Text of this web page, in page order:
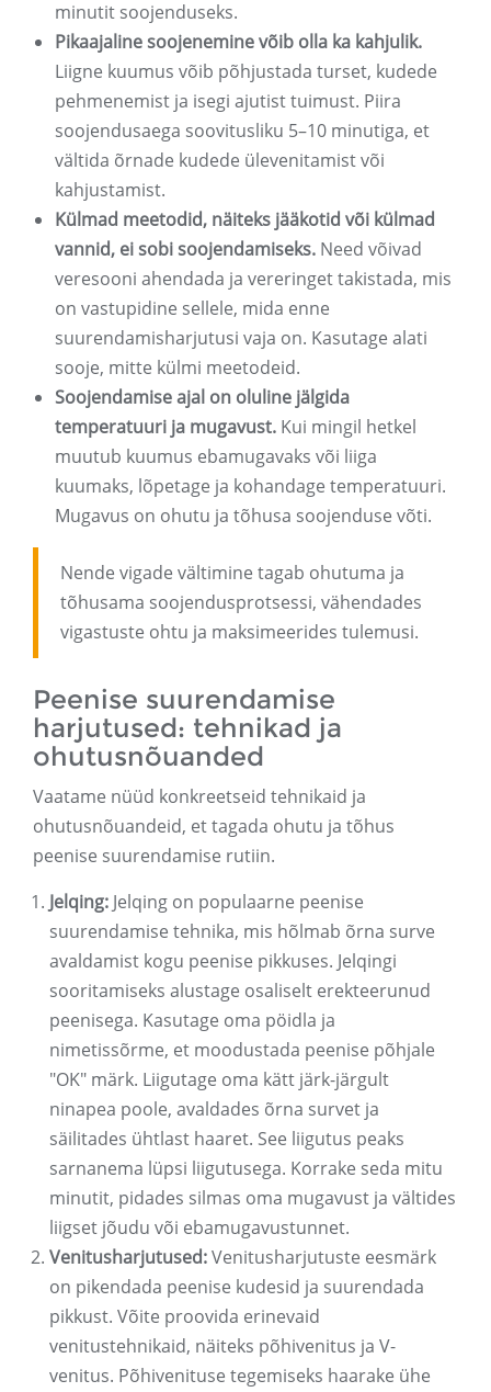
minutit soojenduseks.
Pikaajaline soojenemine võib olla ka kahjulik.
Liigne kuumus võib põhjustada turset, kudede
pehmenemist ja isegi ajutist tuimust. Piira
soojendusaega soovitusliku 5–10 minutiga, et
vältida õrnade kudede ülevenitamist või
kahjustamist.
Külmad meetodid, näiteks jääkotid või külmad
vannid, ei sobi soojendamiseks. Need võivad
veresooni ahendada ja vereringet takistada, mis
on vastupidine sellele, mida enne
suurendamisharjutusi vaja on. Kasutage alati
sooje, mitte külmi meetodeid.
Soojendamise ajal on oluline jälgida
temperatuuri ja mugavust. Kui mingil hetkel
muutub kuumus ebamugavaks või liiga
kuumaks, lõpetage ja kohandage temperatuuri.
Mugavus on ohutu ja tõhusa soojenduse võti.
Nende vigade vältimine tagab ohutuma ja
tõhusama soojendusprotsessi, vähendades
vigastuste ohtu ja maksimeerides tulemusi.
Peenise suurendamise
harjutused: tehnikad ja
ohutusnõuanded
Vaatame nüüd konkreetseid tehnikaid ja
ohutusnõuandeid, et tagada ohutu ja tõhus
peenise suurendamise rutiin.
Jelqing: Jelqing on populaarne peenise
suurendamise tehnika, mis hõlmab õrna surve
avaldamist kogu peenise pikkuses. Jelqingi
sooritamiseks alustage osaliselt erekteerunud
peenisega. Kasutage oma pöidla ja
nimetissõrme, et moodustada peenise põhjale
"OK" märk. Liigutage oma kätt järk-järgult
ninapea poole, avaldades õrna survet ja
säilitades ühtlast haaret. See liigutus peaks
sarnanema lüpsi liigutusega. Korrake seda mitu
minutit, pidades silmas oma mugavust ja vältides
liigset jõudu või ebamugavustunnet.
Venitusharjutused:Venitusharjutuste eesmärk
on pikendada peenise kudesid ja suurendada
pikkust. Võite proovida erinevaid
venitustehnikaid, näiteks põhivenitus ja V-
venitus. Põhivenituse tegemiseks haarake ühe